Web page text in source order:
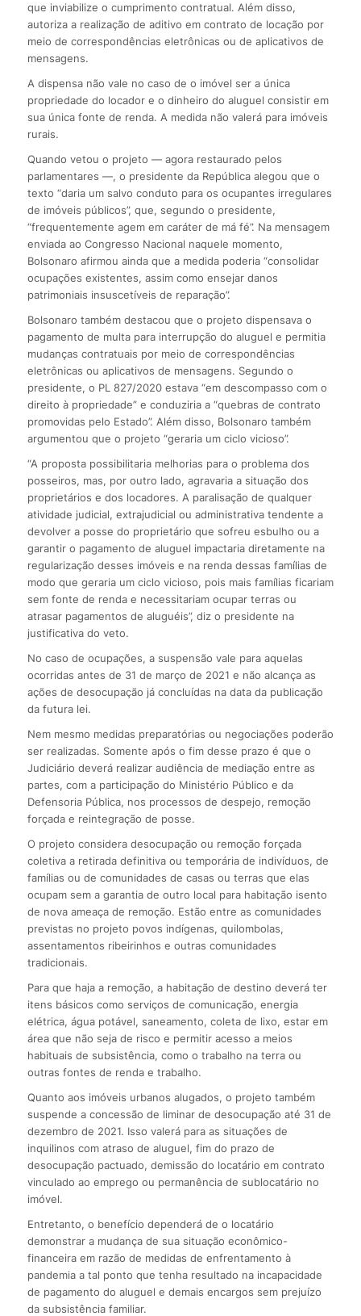
que inviabilize o cumprimento contratual. Além disso,
autoriza a realização de aditivo em contrato de locação por
meio de correspondências eletrônicas ou de aplicativos de
mensagens.
A dispensa não vale no caso de o imóvel ser a única
propriedade do locador e o dinheiro do aluguel consistir em
sua única fonte de renda. A medida não valerá para imóveis
rurais.
Quando vetou o projeto — agora restaurado pelos
parlamentares —, o presidente da República alegou que o
texto “daria um salvo conduto para os ocupantes irregulares
de imóveis públicos”, que, segundo o presidente,
“frequentemente agem em caráter de má fé”. Na mensagem
enviada ao Congresso Nacional naquele momento,
Bolsonaro afirmou ainda que a medida poderia “consolidar
ocupações existentes, assim como ensejar danos
patrimoniais insuscetíveis de reparação”.
Bolsonaro também destacou que o projeto dispensava o
pagamento de multa para interrupção do aluguel e permitia
mudanças contratuais por meio de correspondências
eletrônicas ou aplicativos de mensagens. Segundo o
presidente, o PL 827/2020 estava “em descompasso com o
direito à propriedade” e conduziria a “quebras de contrato
promovidas pelo Estado”. Além disso, Bolsonaro também
argumentou que o projeto “geraria um ciclo vicioso”.
“A proposta possibilitaria melhorias para o problema dos
posseiros, mas, por outro lado, agravaria a situação dos
proprietários e dos locadores. A paralisação de qualquer
atividade judicial, extrajudicial ou administrativa tendente a
devolver a posse do proprietário que sofreu esbulho ou a
garantir o pagamento de aluguel impactaria diretamente na
regularização desses imóveis e na renda dessas famílias de
modo que geraria um ciclo vicioso, pois mais famílias ficariam
sem fonte de renda e necessitariam ocupar terras ou
atrasar pagamentos de aluguéis”, diz o presidente na
justificativa do veto.
No caso de ocupações, a suspensão vale para aquelas
ocorridas antes de 31 de março de 2021 e não alcança as
ações de desocupação já concluídas na data da publicação
da futura lei.
Nem mesmo medidas preparatórias ou negociações poderão
ser realizadas. Somente após o fim desse prazo é que o
Judiciário deverá realizar audiência de mediação entre as
partes, com a participação do Ministério Público e da
Defensoria Pública, nos processos de despejo, remoção
forçada e reintegração de posse.
O projeto considera desocupação ou remoção forçada
coletiva a retirada definitiva ou temporária de indivíduos, de
famílias ou de comunidades de casas ou terras que elas
ocupam sem a garantia de outro local para habitação isento
de nova ameaça de remoção. Estão entre as comunidades
previstas no projeto povos indígenas, quilombolas,
assentamentos ribeirinhos e outras comunidades
tradicionais.
Para que haja a remoção, a habitação de destino deverá ter
itens básicos como serviços de comunicação, energia
elétrica, água potável, saneamento, coleta de lixo, estar em
área que não seja de risco e permitir acesso a meios
habituais de subsistência, como o trabalho na terra ou
outras fontes de renda e trabalho.
Quanto aos imóveis urbanos alugados, o projeto também
suspende a concessão de liminar de desocupação até 31 de
dezembro de 2021. Isso valerá para as situações de
inquilinos com atraso de aluguel, fim do prazo de
desocupação pactuado, demissão do locatário em contrato
vinculado ao emprego ou permanência de sublocatário no
imóvel.
Entretanto, o benefício dependerá de o locatário
demonstrar a mudança de sua situação econômico-
financeira em razão de medidas de enfrentamento à
pandemia a tal ponto que tenha resultado na incapacidade
de pagamento do aluguel e demais encargos sem prejuízo
da subsistência familiar.